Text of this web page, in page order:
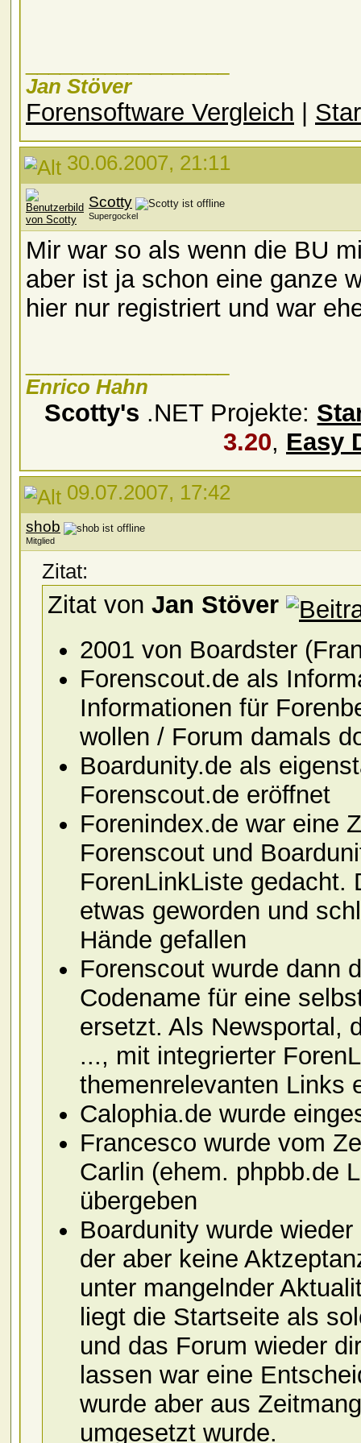
Jan Stöver
Forensoftware Vergleich
30.06.2007, 21:11
Scotty
Supergockel
Mir war so als wenn die BU
aber ist ja schon eine ganze
hier nur registriert und war
Enrico Hahn
Scotty's .NET Projekte:
3.20, Easy
09.07.2007, 17:42
shob
Mitglied
Zitat:
Zitat von Jan Stöver
2001 von Boardster
Forenscout.de als
Informationen für
wollen / Forum damals
Boardunity.de als
Forenscout.de eröffnet
Forenindex.de war eine
Forenscout und
ForenLinkListe gedacht.
etwas geworden und
Hände gefallen
Forenscout wurde dann
Codename für eine
ersetzt. Als Newsportal,
..., mit integrierter
themenrelevanten Links
Calophia.de wurde
Francesco wurde vom
Carlin (ehem. phpbb.de
übergeben
Boardunity wurde
der aber keine
unter mangelnder
liegt die Startseite als
und das Forum wieder
lassen war eine
wurde aber aus
umgesetzt wurde.